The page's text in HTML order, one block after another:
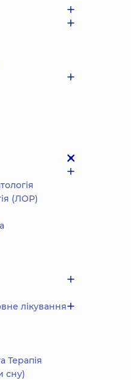
(ЛОР)
лікування
Терапія
сну)